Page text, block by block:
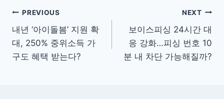
글
탐
색
PREVIOUS
내년 ‘아이돌봄’ 지원 확
대, 250% 중위소득 가
구도 혜택 받는다?
NEXT
보이스피싱 24시간 대
응 강화…피싱 번호 10
분 내 차단 가능해질까?